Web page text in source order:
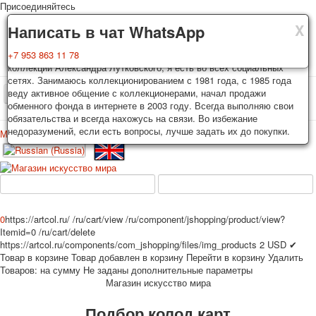
X
Доставка
Колоды, почтовые открытки тщательно упаковываются и
отправляются в течении 3-4 рабочих дней после оплаты.
Исключение: репринт под заказ, такие колоды карт отправляются в
течении 7-8 рабочих дней. Отправка осуществляется почтой России
с треком отслеживания. Цена пересылки зависит от веса и тарифов
почты на момент покупки. По желанию покупателя возможна
отправка СДЕК или другими транспортными компаниями.
X
Гарантия
Вы покупаете колоды игральных карт, почтовые открытки из частной
коллекции Александра Лутковского, я есть во всех социальных
сетях. Занимаюсь коллекционированием с 1981 года, с 1985 года
веду активное общение с коллекционерами, начал продажи
обменного фонда в интернете в 2003 году. Всегда выполняю свои
обязательства и всегда нахожусь на связи. Во избежание
недоразумений, если есть вопросы, лучше задать их до покупки.
X
Написать в чат WhatsApp
+7 953 863 11 78
Присоединяйтесь
TPL_PROTOSTAR_TOGGLE_MENU
Главная Игральные карты Открытки
Новости О сайте Избранное
Меню
Главная
Игральные карты
Классические
Эротические рисунки
Эротические фотоколоды
Пин-ап
Политические
Нестандартные
Войти
0https://artcol.ru/ /ru/cart/view /ru/component/jshopping/product/view?
Itemid=0 /ru/cart/delete
https://artcol.ru/components/com_jshopping/files/img_products 2 USD ✔
Товар в корзине Товар добавлен в корзину Перейти в корзину Удалить
Товаров: на сумму Не заданы дополнительные параметры
Магазин искусство мира